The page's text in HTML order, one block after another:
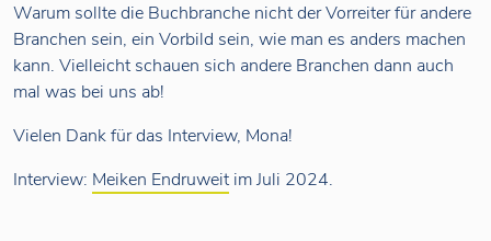
Warum sollte die Buchbranche nicht der Vorreiter für andere
Branchen sein, ein Vorbild sein, wie man es anders machen
kann. Vielleicht schauen sich andere Branchen dann auch
mal was bei uns ab!
Vielen Dank für das Interview, Mona!
Interview: Meiken Endruweit im Juli 2024.